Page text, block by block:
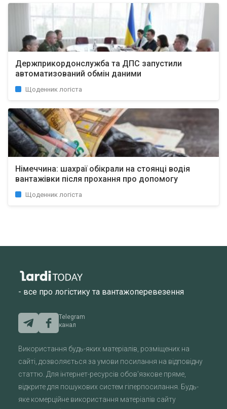
Держприкордонслужба та ДПС запустили
автоматизований обмін даними
Щоденник логіста
Німеччина: шахраї обікрали на стоянці водія
вантажівки після прохання про допомогу
Щоденник логіста
- все про логістику та вантажоперевезення
Telegram
канал
Використання будь-яких матеріалів, розміщених на
сайті, дозволяється за умови посилання на відповідну
статтю. Для інтернет-ресурсів обов'язкове пряме,
відкрите для пошукових систем гіперпосилання. Будь-
яке комерційне використання матеріалів сайту